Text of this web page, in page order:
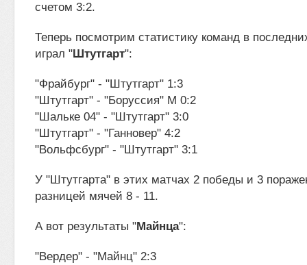
счетом 3:2.
Теперь посмотрим статистику команд в
играл "Штутгарт":
"Фрайбург" - "Штутгарт" 1:3
"Штутгарт" - "Боруссия" М 0:2
"Шальке 04" - "Штутгарт" 3:0
"Штутгарт" - "Ганновер" 4:2
"Вольфсбург" - "Штутгарт" 3:1
У "Штутгарта" в этих матчах 2 победы и 3
разницей мячей 8 - 11.
А вот результаты "Майнца":
"Вердер" - "Майнц" 2:3